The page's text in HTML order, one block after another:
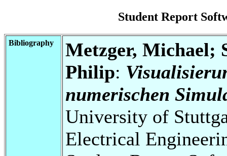
Student Report
Bibliography
Metzger, Michael;
Philip:
numerischen
University of
Electrical